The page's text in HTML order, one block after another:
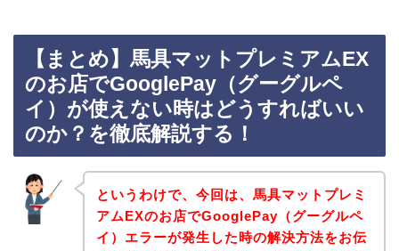
【まとめ】馬具マットプレミアムEX
のお店でGooglePay（グーグルペ
イ）が使えない時はどうすればいい
のか？を徹底解説する！
というわけで、今回は、馬具マットプレミ
アムEXのお店でGooglePay（グーグルペ
イ）エラーが発生した時の解決方法をお伝